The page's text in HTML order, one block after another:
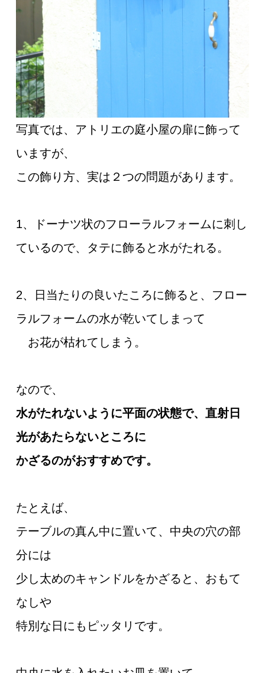
写真では、アトリエの庭小屋の扉に飾って
いますが、
この飾り方、実は２つの問題があります。
1、ドーナツ状のフローラルフォームに刺し
ているので、タテに飾ると水がたれる。
2、日当たりの良いたころに飾ると、フロー
ラルフォームの水が乾いてしまって
お花が枯れてしまう。
なので、
水がたれないように平面の状態で、直射日
光があたらないところに
かざるのがおすすめです。
たとえば、
テーブルの真ん中に置いて、中央の穴の部
分には
少し太めのキャンドルをかざると、おもて
なしや
特別な日にもピッタリです。